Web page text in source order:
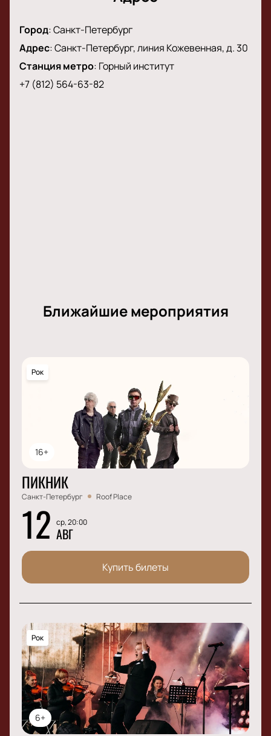
Город:Санкт-Петербург
Адрес:Санкт-Петербург, линия Кожевенная, д. 30
Станция метро: Горный институт
+7 (812) 564-63-82
Ближайшие мероприятия
16+
Рок
ПИКНИК
Санкт-Петербург Roof Place
12 ср, 20:00
АВГ
Купить билеты
6+
Рок